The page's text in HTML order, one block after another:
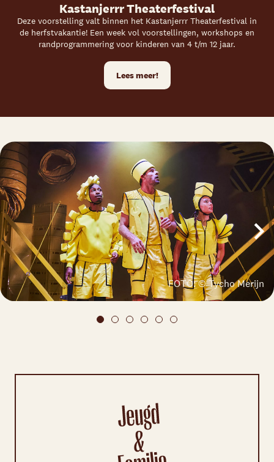
Kastanjerrr Theaterfestival
Deze voorstelling valt binnen het Kastanjerrr Theaterfestival in
de herfstvakantie! Een week vol voorstellingen, workshops en
randprogrammering voor kinderen van 4 t/m 12 jaar.
Lees meer!
FOTO: © Tycho Merijn